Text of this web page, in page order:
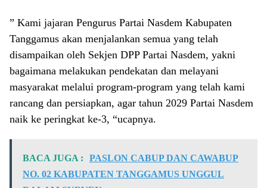
” Kami jajaran Pengurus Partai Nasdem Kabupaten
Tanggamus akan menjalankan semua yang telah
disampaikan oleh Sekjen DPP Partai Nasdem, yakni
bagaimana melakukan pendekatan dan melayani
masyarakat melalui program-program yang telah kami
rancang dan persiapkan, agar tahun 2029 Partai Nasdem
naik ke peringkat ke-3, “ucapnya.
BACA JUGA :
PASLON CABUP DAN CAWABUP
NO. 02 KABUPATEN TANGGAMUS UNGGUL